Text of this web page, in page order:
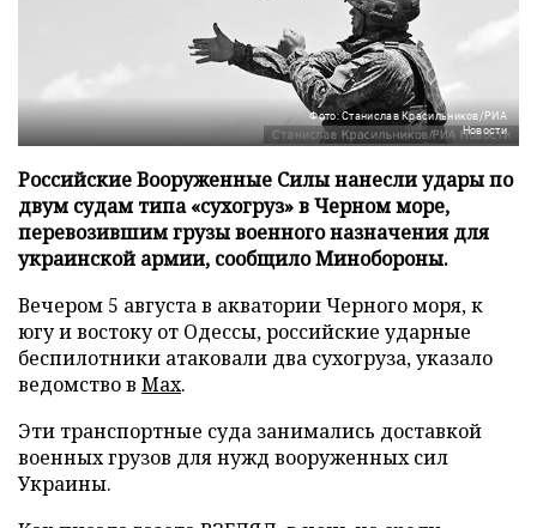
Фото: Станислав Красильников/РИА
Новости
Российские Вооруженные Силы нанесли удары по
двум судам типа «сухогруз» в Черном море,
перевозившим грузы военного назначения для
украинской армии, сообщило Минобороны.
Вечером 5 августа в акватории Черного моря, к
югу и востоку от Одессы, российские ударные
беспилотники атаковали два сухогруза, указало
ведомство в Max.
Эти транспортные суда занимались доставкой
военных грузов для нужд вооруженных сил
Украины.